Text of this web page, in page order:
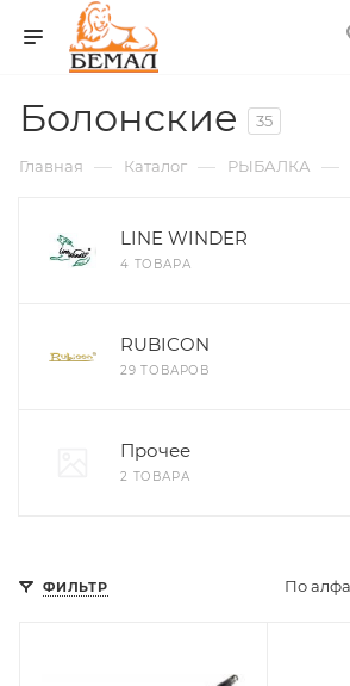
Болонские 35
Главная — Каталог — РЫБАЛКА —
LINE WINDER
4 ТОВАРА
RUBICON
29 ТОВАРОВ
Прочее
2 ТОВАРА
ФИЛЬТР По